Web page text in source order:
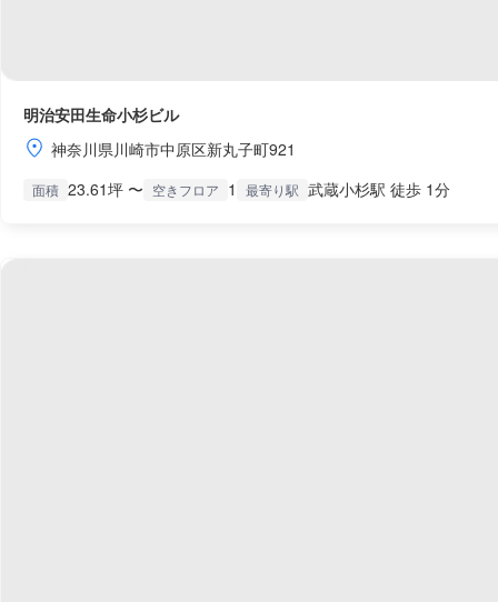
明治安田生命小杉ビル
神奈川県川崎市中原区新丸子町921
面積 23.61坪 〜 空きフロア 1 最寄り駅 武蔵小杉駅 徒歩 1分